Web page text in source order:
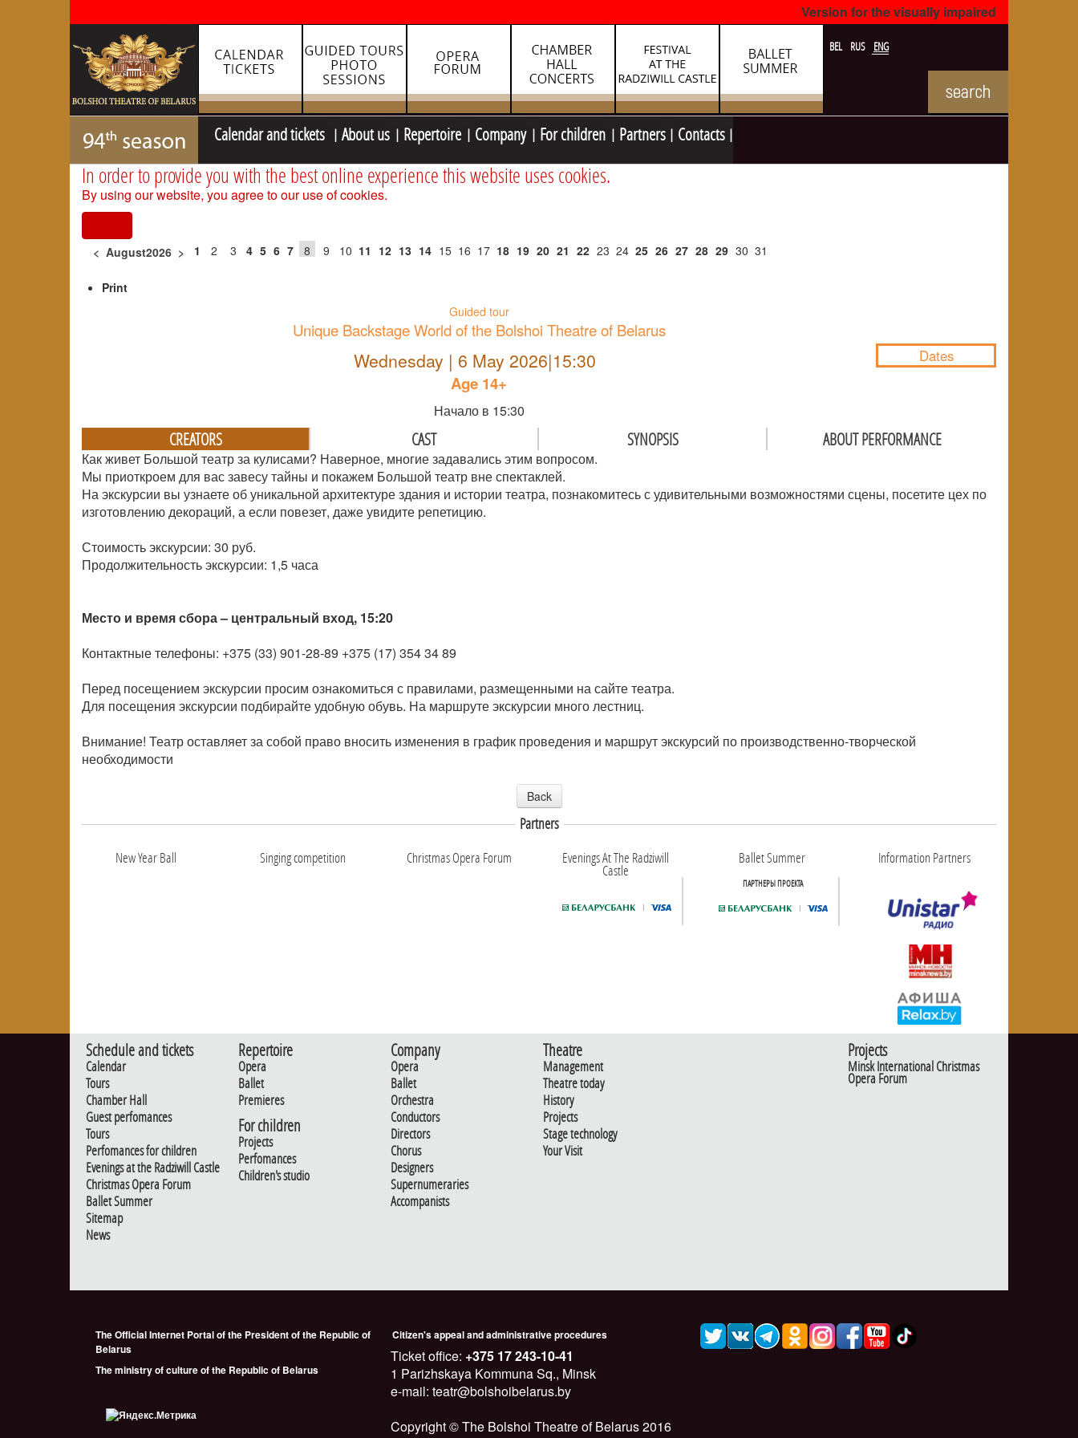
Version for the visually impaired
BEL RUS ENG
Calendar and tickets About us Repertoire Company For children Partners Contacts
In order to provide you with the best online experience this website uses cookies.
By using our website, you agree to our use of cookies.
< August2026 > 1 2 3 4 5 6 7 8 9 10 11 12 13 14 15 16 17 18 19 20 21 22 23 24 25 26 27 28 29 30 31
Print
Guided tour
Unique Backstage World of the Bolshoi Theatre of Belarus
Wednesday | 6 May 2026|15:30
Age 14+
Начало в 15:30
Dates
CREATORS CAST SYNOPSIS ABOUT PERFORMANCE
Как живет Большой театр за кулисами? Наверное, многие задавались этим вопросом.
Мы приоткроем для вас завесу тайны и покажем Большой театр вне спектаклей.
На экскурсии вы узнаете об уникальной архитектуре здания и истории театра, познакомитесь с удивительными возможностями сцены, посетите цех по
изготовлению декораций, а если повезет, даже увидите репетицию.
Стоимость экскурсии: 30 руб.
Продолжительность экскурсии: 1,5 часа
Место и время сбора – центральный вход, 15:20
Контактные телефоны: +375 (33) 901-28-89 +375 (17) 354 34 89
Перед посещением экскурсии просим ознакомиться с правилами, размещенными на сайте театра.
Для посещения экскурсии подбирайте удобную обувь. На маршруте экскурсии много лестниц.
Внимание! Театр оставляет за собой право вносить изменения в график проведения и маршрут экскурсий по производственно-творческой
необходимости
Back
Partners
New Year Ball
Singing competition Christmas Opera Forum Evenings At The Radziwill
Castle
Ballet Summer
ПАРТНЕРЫ ПРОЕКТА
Information Partners
Schedule and tickets
Calendar
Tours
Chamber Hall
Guest perfomances
Tours
Perfomances for children
Evenings at the Radziwill Castle
Christmas Opera Forum
Ballet Summer
Sitemap
News
Repertoire
Opera
Ballet
Premieres
For children
Projects
Perfomances
Children's studio
Company
Opera
Ballet
Orchestra
Conductors
Directors
Chorus
Designers
Supernumeraries
Accompanists
Theatre
Management
Theatre today
History
Projects
Stage technology
Your Visit
Projects
Minsk International Christmas
Opera Forum
The Official Internet Portal of the President of the Republic of
Belarus
The ministry of culture of the Republic of Belarus
Citizen's appeal and administrative procedures
Ticket office: +375 17 243-10-41
1 Parizhskaya Kommuna Sq., Minsk
e-mail: teatr@bolshoibelarus.by
Copyright © The Bolshoi Theatre of Belarus 2016